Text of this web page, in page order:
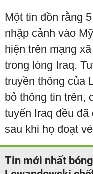
Một tin đồn rằng
nhập cảnh vào
hiện trên mạng
trong lòng Iraq.
truyền thông của
bỏ thông tin trên,
tuyển Iraq đều
sau khi họ đoạt
Tin mới nhất